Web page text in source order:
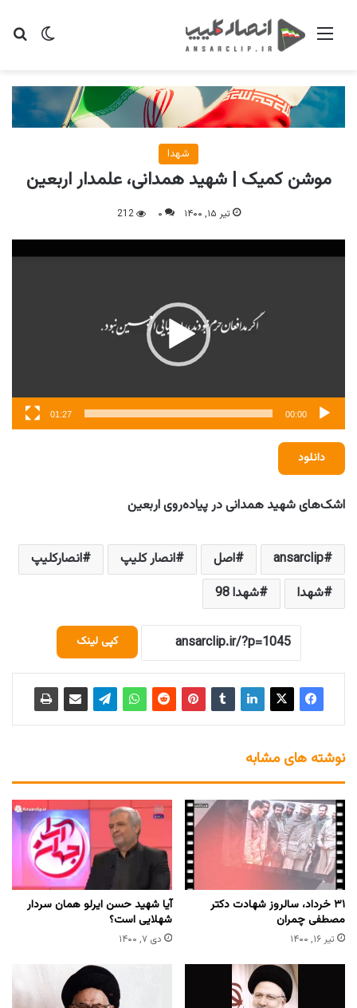
تغییر منو
شهدا
موشن کمیک | شهید همدانی، علمدار اربعین
تیر ۱۵, ۱۴۰۰ ۰ 212
نمایشگر
ویدیو
00:00
01:27
دانلود
اشک‌های شهید همدانی در پیاده‌روی اربعین
ansarclip اصل انصار کلیپ
انصارکلیپ
شهدا
شهدا 98
کپی لینک
نوشته های مشابه
۳۱ خرداد، سالروز شهادت دکتر
مصطفی چمران
تیر ۱۶, ۱۴۰۰
آیا شهید حسن ایرلو همان سردار
شهلایی است؟
دی ۷, ۱۴۰۰